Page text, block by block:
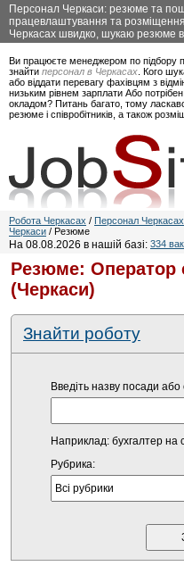
Персонал Черкаси: резюме та
працевлаштування та розміщення
Черкасах швидко, шукаю резюме в
Ви працюєте менеджером по підбору
знайти персонал в Черкасах . Кого
або віддати перевагу фахівцям з
низьким рівнем зарплати Або
окладом? Питань багато, тому
резюме і співробітників, а також
Робота Черкасах / Персонал Черкасах
Черкаси / Резюме
На 08.08.2026 в нашій базі: 334
Резюме: Оператор
(Черкаси)
Знайти роботу
Введіть назву посади
Наприклад: бухгалтер на
Рубрика: